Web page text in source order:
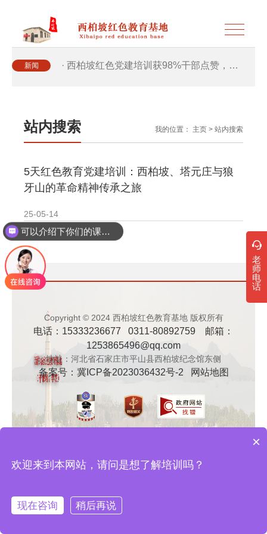
新闻 · 西柏坡红色党建培训获98%干部点赞，…
· 干部培训破解走过场 西柏坡红色教育…
· 2026年干部培训提质增效三大路径，揭…
· 筑牢新时代干部信仰根基 西柏坡3招给…
· 新时代干部培训筑牢理想信念，探秘西…
· 干部培训告别形式主义 3大西柏坡教法…
站内搜索 我的位置： 主页 > 站内搜索
5天红色教育党建培训：西柏坡、塔元庄与狼
牙山的革命精神传承之旅
25-05-14
Copyright © 2024 西柏坡红色教育基地 版权所有
电话：15333236677 0311-80892759 邮箱：
1253865496@qq.com
地址：河北省石家庄市平山县西柏坡纪念馆东侧
备案号： 冀ICP备2023036432号-2 网站地图
老
师
电
话
可以介绍下你们的课程吗？
×
欢迎来到本网站，请问是想了解培训吗？
现在咨询
稍后再说
在线咨询